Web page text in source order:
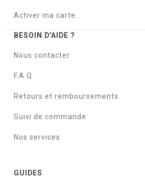
Activer ma carte
BESOIN D'AIDE ?
Nous contacter
F.A.Q
Retours et remboursements
Suivi de commande
Nos services
GUIDES